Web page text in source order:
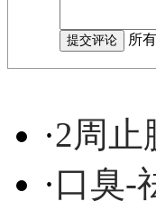
所
·2周止
·口臭-